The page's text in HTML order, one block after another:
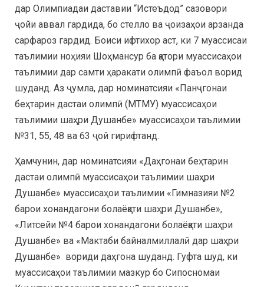
дар Олимпиадаи даставии “Истеъдод” сазовори
ҷойи аввал гардида, бо стелло ва ҷоизаҳои арзанда
сарфароз гардид. Боиси ифтихор аст, ки 7 муассисаи
таълимии ноҳияи Шоҳмансур ба қатори муассисаҳои
таълимии дар самти ҳаракати олимпӣ фаъол ворид
шуданд. Аз ҷумла, дар номинатсияи «Панҷгонаи
беҳтарин дастаи олимпӣ (МТМУ) муассисаҳои
таълимии шаҳри Душанбе» муассисаҳои таълимии
№31, 55, 48 ва 63 ҷой гирифтанд.
Ҳамчунин, дар номинатсияи «Даҳгонаи беҳтарин
дастаи олимпӣ муассисаҳои таълимии шаҳри
Душанбе» муассисаҳои таълимии «Гимназияи №2
барои хонандагони болаёқати шаҳри Душанбе»,
«Литсейи №4 барои хонандагони болаёқати шаҳри
Душанбе» ва «Мактаби байналмиллалӣ дар шаҳри
Душанбе» вориди даҳгона шуданд. Гуфта шуд, ки
муассисаҳои таълимии мазкур бо Сипосномаи